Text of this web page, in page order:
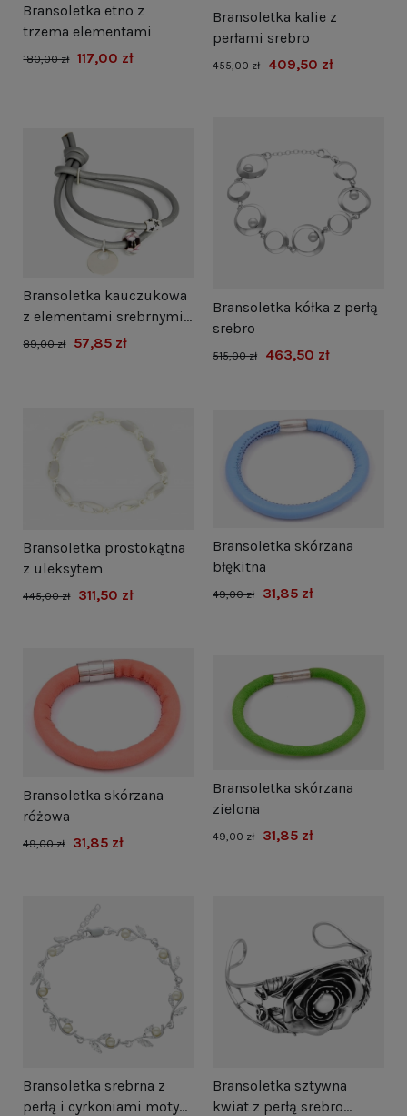
Bransoletka etno z
trzema elementami
180,00 zł 117,00 zł
Bransoletka kalie z
perłami srebro
455,00 zł 409,50 zł
Bransoletka kauczukowa
z elementami srebrnymi
srebrna
89,00 zł 57,85 zł
Bransoletka kółka z perłą
srebro
515,00 zł 463,50 zł
Bransoletka prostokątna
z uleksytem
445,00 zł 311,50 zł
Bransoletka skórzana
błękitna
49,00 zł 31,85 zł
Bransoletka skórzana
różowa
49,00 zł 31,85 zł
Bransoletka skórzana
zielona
49,00 zł 31,85 zł
Bransoletka srebrna z
perłą i cyrkoniami motyw
Bransoletka sztywna
kwiat z perłą srebro